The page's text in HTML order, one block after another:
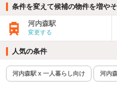
条件を変えて候補の物件を増やそ
河内森駅
変更する
人気の条件
河内森駅 x 一人暮らし向け 河内